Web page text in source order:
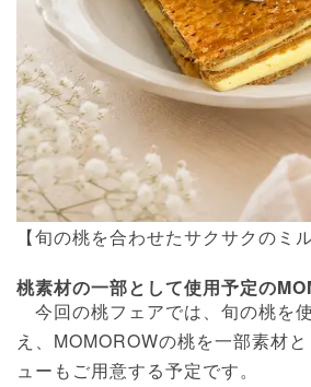
【旬の桃を合わせたサクサクのミ
桃素材の一部として使用予定の
今回の桃フェアでは、旬の桃を
え、MOMOROWの桃を一部素材
ューもご用意する予定です。